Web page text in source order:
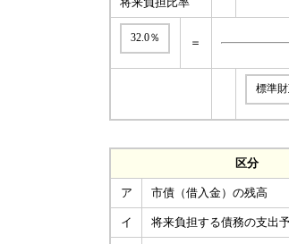
32.0％ ＝
標準
区分
ア 市債（借入金）の残高
イ 将来負担する債務の支出